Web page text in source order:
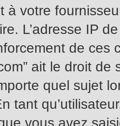
à votre
L’adresse IP
de
ait le droit de
quel sujet
tant
vous avez